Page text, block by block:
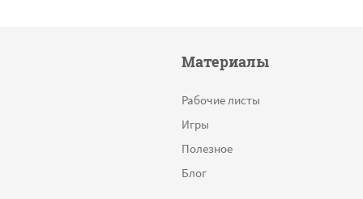
Материалы
Рабочие листы
Игры
Полезное
Блог